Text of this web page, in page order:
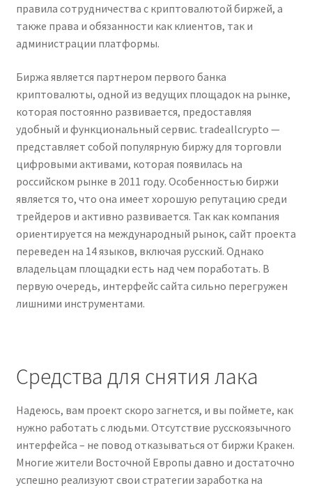
правила сотрудничества с криптовалютой биржей, а
также права и обязанности как клиентов, так и
администрации платформы.
Биржа является партнером первого банка
криптовалюты, одной из ведущих площадок на рынке,
которая постоянно развивается, предоставляя
удобный и функциональный сервис. tradeallcrypto —
представляет собой популярную биржу для торговли
цифровыми активами, которая появилась на
российском рынке в 2011 году. Особенностью биржи
является то, что она имеет хорошую репутацию среди
трейдеров и активно развивается. Так как компания
ориентируется на международный рынок, сайт проекта
переведен на 14 языков, включая русский. Однако
владельцам площадки есть над чем поработать. В
первую очередь, интерфейс сайта сильно перегружен
лишними инструментами.
Средства для снятия лака
Надеюсь, вам проект скоро загнется, и вы поймете, как
нужно работать с людьми. Отсутствие русскоязычного
интерфейса – не повод отказываться от биржи Кракен.
Многие жители Восточной Европы давно и достаточно
успешно реализуют свои стратегии заработка на